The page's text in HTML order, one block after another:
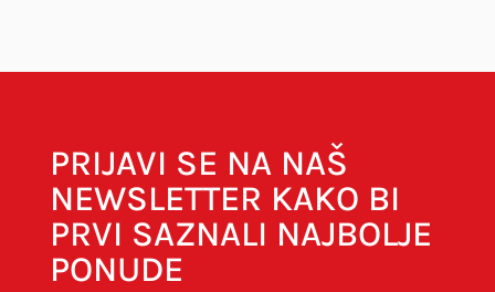
PRIJAVI SE NA NAŠ
NEWSLETTER KAKO BI
PRVI SAZNALI NAJBOLJE
PONUDE